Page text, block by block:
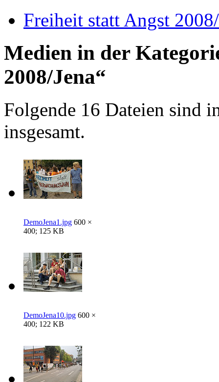
Freiheit statt Angst
Medien in der
2008/Jena“
Folgende 16 Dateien sind
insgesamt.
DemoJena1.jpg 600 ×
400; 125 KB
DemoJena10.jpg 600 ×
400; 122 KB